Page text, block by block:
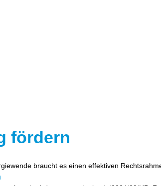
fördern
braucht es einen effektiven